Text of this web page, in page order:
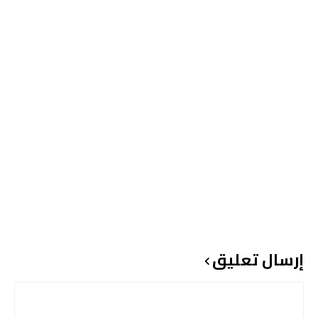
إرسال تعليق